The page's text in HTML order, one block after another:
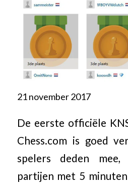
21 november 2017
De eerste officiële
Chess.com is goed
spelers deden
partijen met 5